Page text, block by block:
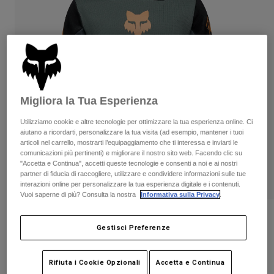
Pantaloni
Pantaloncini
Guanti
Protezioni
Maschere
Parti di ricambio
Pantaloni
Guanti
Giacche
Protezioni
Maschere
Calze
Borse e accessori
Donna
Felpe
Giacche
Pantaloni & Pantaloncini
Camicie
Bambini
Calze
Vedi tutto
Moto
Caschi
Maglie​
Pantaloni
Guanti
Maschere
Maglia da ragazzo a maniche lunghe
Defend Creation
Prodotto n. 38388
Migliora la Tua Esperienza
Utilizziamo cookie e altre tecnologie per ottimizzare la tua esperienza online. Ci
aiutano a ricordarti, personalizzare la tua visita (ad esempio, mantener i tuoi
articoli nel carrello, mostrarti l’equipaggiamento che ti interessa e inviarti le
comunicazioni più pertinenti) e migliorare il nostro sito web. Facendo clic su
"Accetta e Continua", accetti queste tecnologie e consenti a noi e ai nostri
partner di fiducia di raccogliere, utilizzare e condividere informazioni sulle tue
interazioni online per personalizzare la tua esperienza digitale e i contenuti.
Vuoi saperne di più? Consulta la nostra
Informativa sulla Privacy
Gestisci Preferenze
Rifiuta i Cookie Opzionali Accetta e Continua